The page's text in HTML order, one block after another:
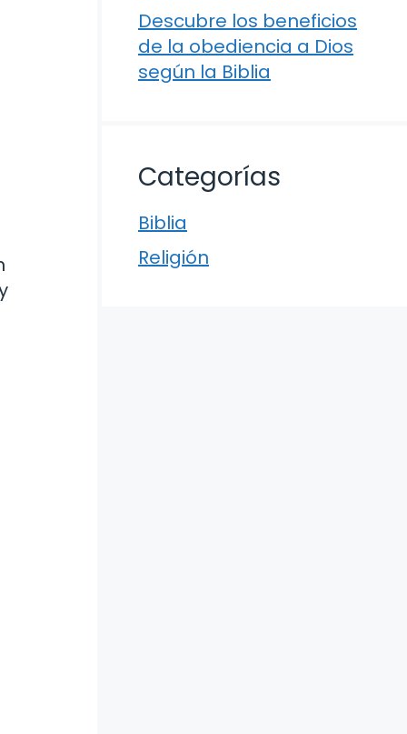
Descubre los beneficios
de la obediencia a Dios
según la Biblia
Categorías
Biblia
Religión